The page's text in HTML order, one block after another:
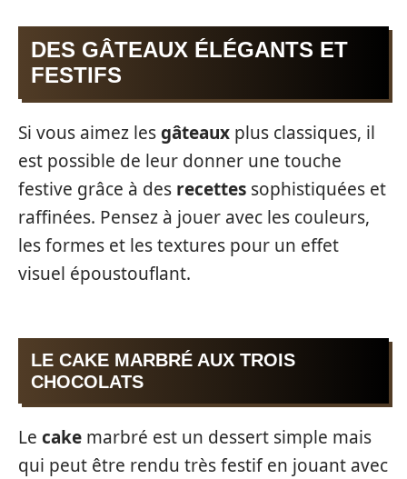
DES GÂTEAUX ÉLÉGANTS ET
FESTIFS
Si vous aimez lesgâteaux plus classiques, il
est possible de leur donner une touche
festive grâce à des recettes sophistiquées et
raffinées. Pensez à jouer avec les couleurs,
les formes et les textures pour un effet
visuel époustouflant.
LE CAKE MARBRÉ AUX TROIS
CHOCOLATS
Le cake marbré est un dessert simple mais
qui peut être rendu très festif en jouant avec